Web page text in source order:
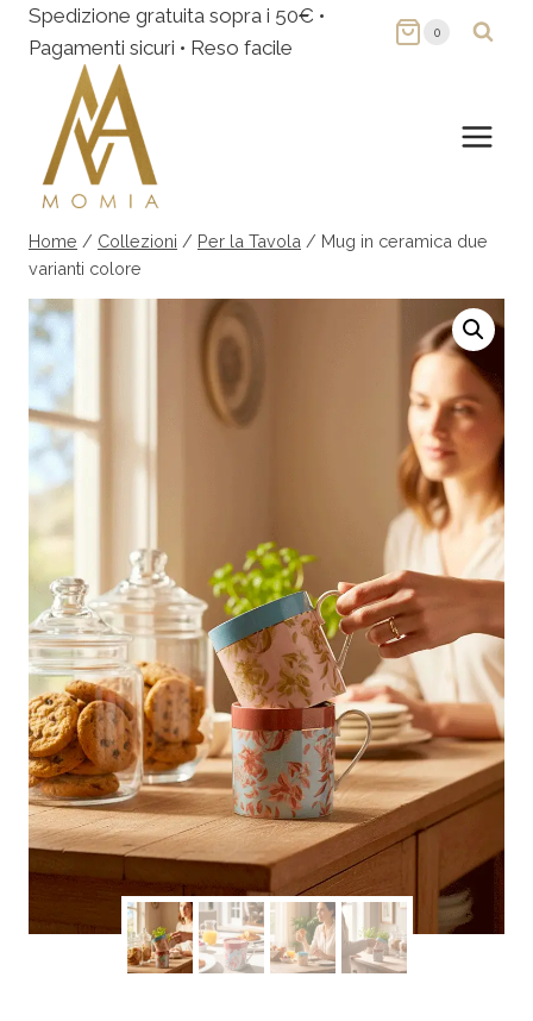
Salta
contenuto
Spedizione gratuita sopra i 50€ •
Pagamenti sicuri • Reso facile
0
Home / Collezioni / Per la Tavola / Mug in ceramica due
varianti colore